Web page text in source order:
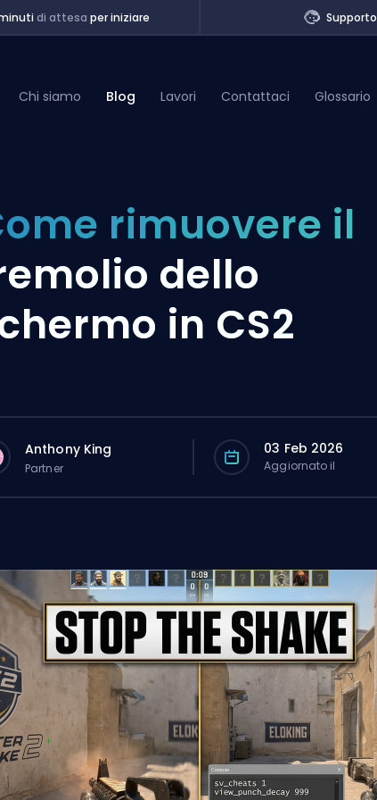
di attesa per iniziare Supporto
Chi siamo Blog Lavori Contattaci Glossario
rimuovere il
dello
in CS2
Anthony King
Partner
03 Feb 2026
Aggiornato il